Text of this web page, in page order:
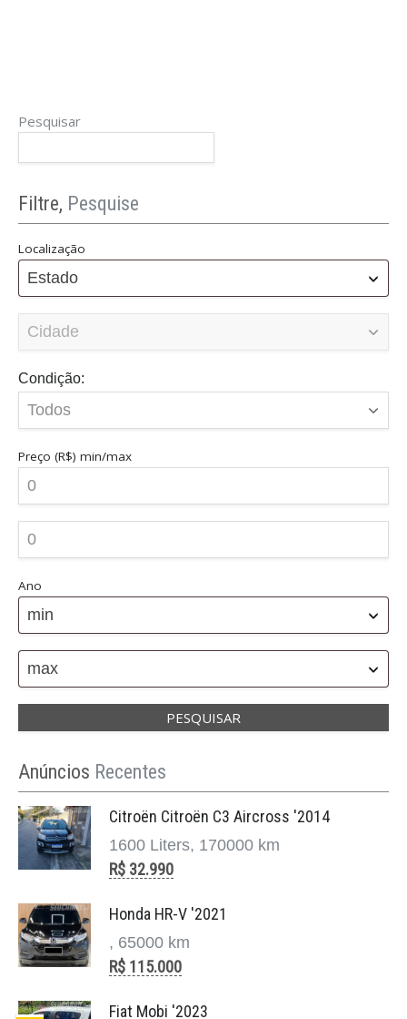
Pesquisar
Filtre, Pesquise
Localização
Estado
Condição:
Preço (R$) min/max
Ano
min
max
Anúncios Recentes
Citroën Citroën C3 Aircross '2014
1600 Liters, 170000 km
R$ 32.990
Honda HR-V '2021
, 65000 km
R$ 115.000
Fiat Mobi '2023